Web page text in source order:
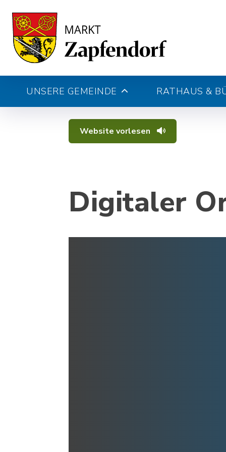
UNSERE GEMEINDE RATHAUS &
Website vorlesen
Digitaler